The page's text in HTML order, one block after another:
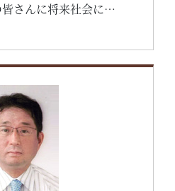
私は、指導学生の皆さんに将来社会に出て活き活きと活躍してもらいたいと思っています。 そのためには、大学時代のできるだけ早い段階から社会を意識し、社会人として必要なスキルをイメージし、それを身に着けるためのトレーニングをしていくことが大切だと思っています。法学部で学ぶことの大きなメリットは、法学という極めて論理的な学問に日々接し、それを通じて、論理的に「読む力」「聴く力」「考える力」「書く力」「話す力」が身に着くことです。特に、ゼミは、論理的に「読む力」「聴く力」だけではなく、論理的に「考える力」「書く力」「話す力」を伸ばす絶好の場です。是非、法学部での学びを通じて論理的な思考力・表現力を身に着け、自信を持って社会に巣立ってください。